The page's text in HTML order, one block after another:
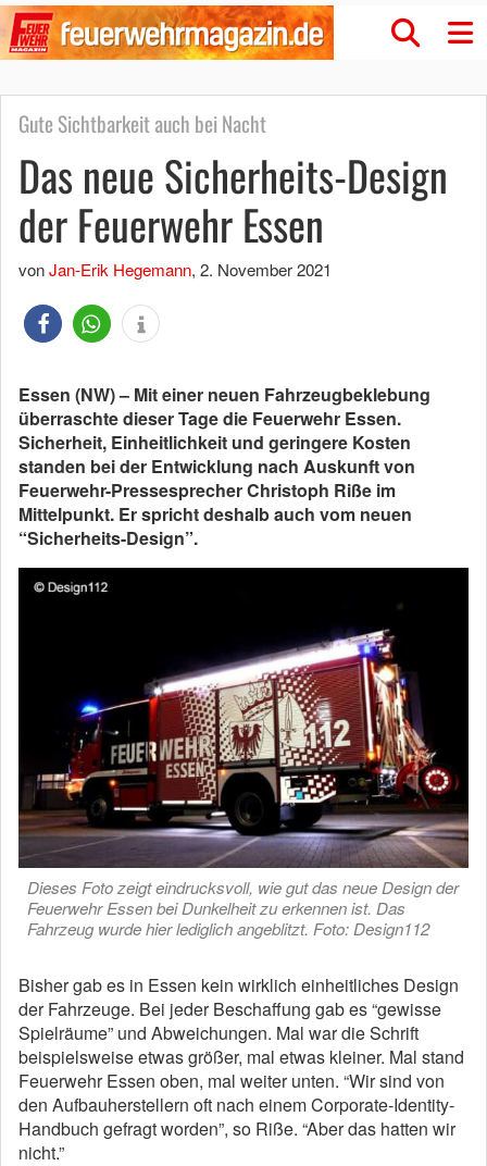
Gute Sichtbarkeit auch bei Nacht
Das neue Sicherheits-Design
der Feuerwehr Essen
vonJan-Erik Hegemann, 2. November 2021
Essen (NW) – Mit einer neuen Fahrzeugbeklebung
überraschte dieser Tage die Feuerwehr Essen.
Sicherheit, Einheitlichkeit und geringere Kosten
standen bei der Entwicklung nach Auskunft von
Feuerwehr-Pressesprecher Christoph Riße im
Mittelpunkt. Er spricht deshalb auch vom neuen
“Sicherheits-Design”.
Dieses Foto zeigt eindrucksvoll, wie gut das neue Design der
Feuerwehr Essen bei Dunkelheit zu erkennen ist. Das
Fahrzeug wurde hier lediglich angeblitzt. Foto: Design112
Bisher gab es in Essen kein wirklich einheitliches Design
der Fahrzeuge. Bei jeder Beschaffung gab es “gewisse
Spielräume” und Abweichungen. Mal war die Schrift
beispielsweise etwas größer, mal etwas kleiner. Mal stand
Feuerwehr Essen oben, mal weiter unten. “Wir sind von
den Aufbauherstellern oft nach einem Corporate-Identity-
Handbuch gefragt worden”, so Riße. “Aber das hatten wir
nicht.”